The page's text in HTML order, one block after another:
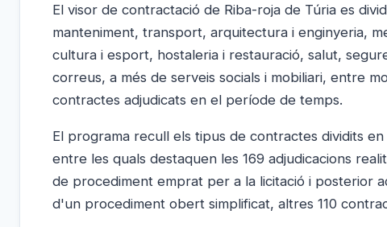
El visor de contractació de Riba-roja de Túria es
manteniment, transport, arquitectura i enginyeria,
cultura i esport, hostaleria i restauració, salut,
correus, a més de serveis socials i mobiliari, entre
contractes adjudicats en el període de temps.
El programa recull els tipus de contractes dividits
entre les quals destaquen les 169 adjudicacions
de procediment emprat per a la licitació i posterior
d'un procediment obert simplificat, altres 110